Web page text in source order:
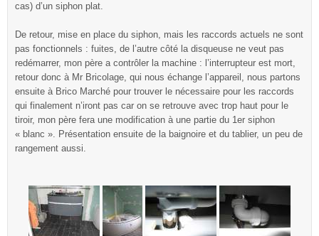
cas) d’un siphon plat.
De retour, mise en place du siphon, mais les raccords actuels ne sont
pas fonctionnels : fuites, de l’autre côté la disqueuse ne veut pas
redémarrer, mon père a contrôler la machine : l’interrupteur est mort,
retour donc à Mr Bricolage, qui nous échange l’appareil, nous partons
ensuite à Brico Marché pour trouver le nécessaire pour les raccords
qui finalement n’iront pas car on se retrouve avec trop haut pour le
tiroir, mon père fera une modification à une partie du 1er siphon
« blanc ». Présentation ensuite de la baignoire et du tablier, un peu de
rangement aussi.